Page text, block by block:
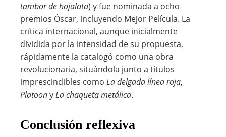
tambor de hojalata) y fue nominada a ocho
premios Óscar, incluyendo Mejor Película. La
crítica internacional, aunque inicialmente
dividida por la intensidad de su propuesta,
rápidamente la catalogó como una obra
revolucionaria, situándola junto a títulos
imprescindibles como La delgada línea roja,
PlatoonyLa chaqueta metálica.
Conclusión reflexiva